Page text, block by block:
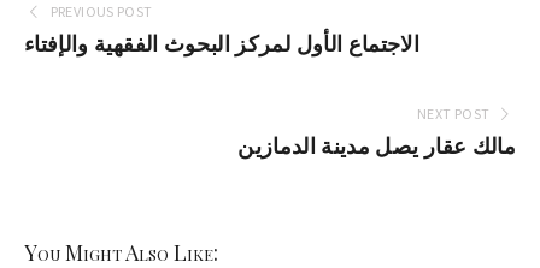
PREVIOUS POST
الاجتماع الأول لمركز البحوث الفقهية والإفتاء
NEXT POST
مالك عقار يصل مدينة الدمازين
You Might Also Like: